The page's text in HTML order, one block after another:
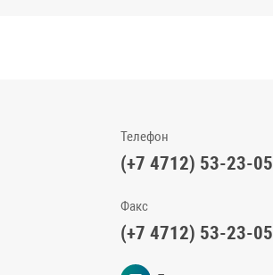
Телефон
(+7 4712) 53-23-05
Факс
(+7 4712) 53-23-05